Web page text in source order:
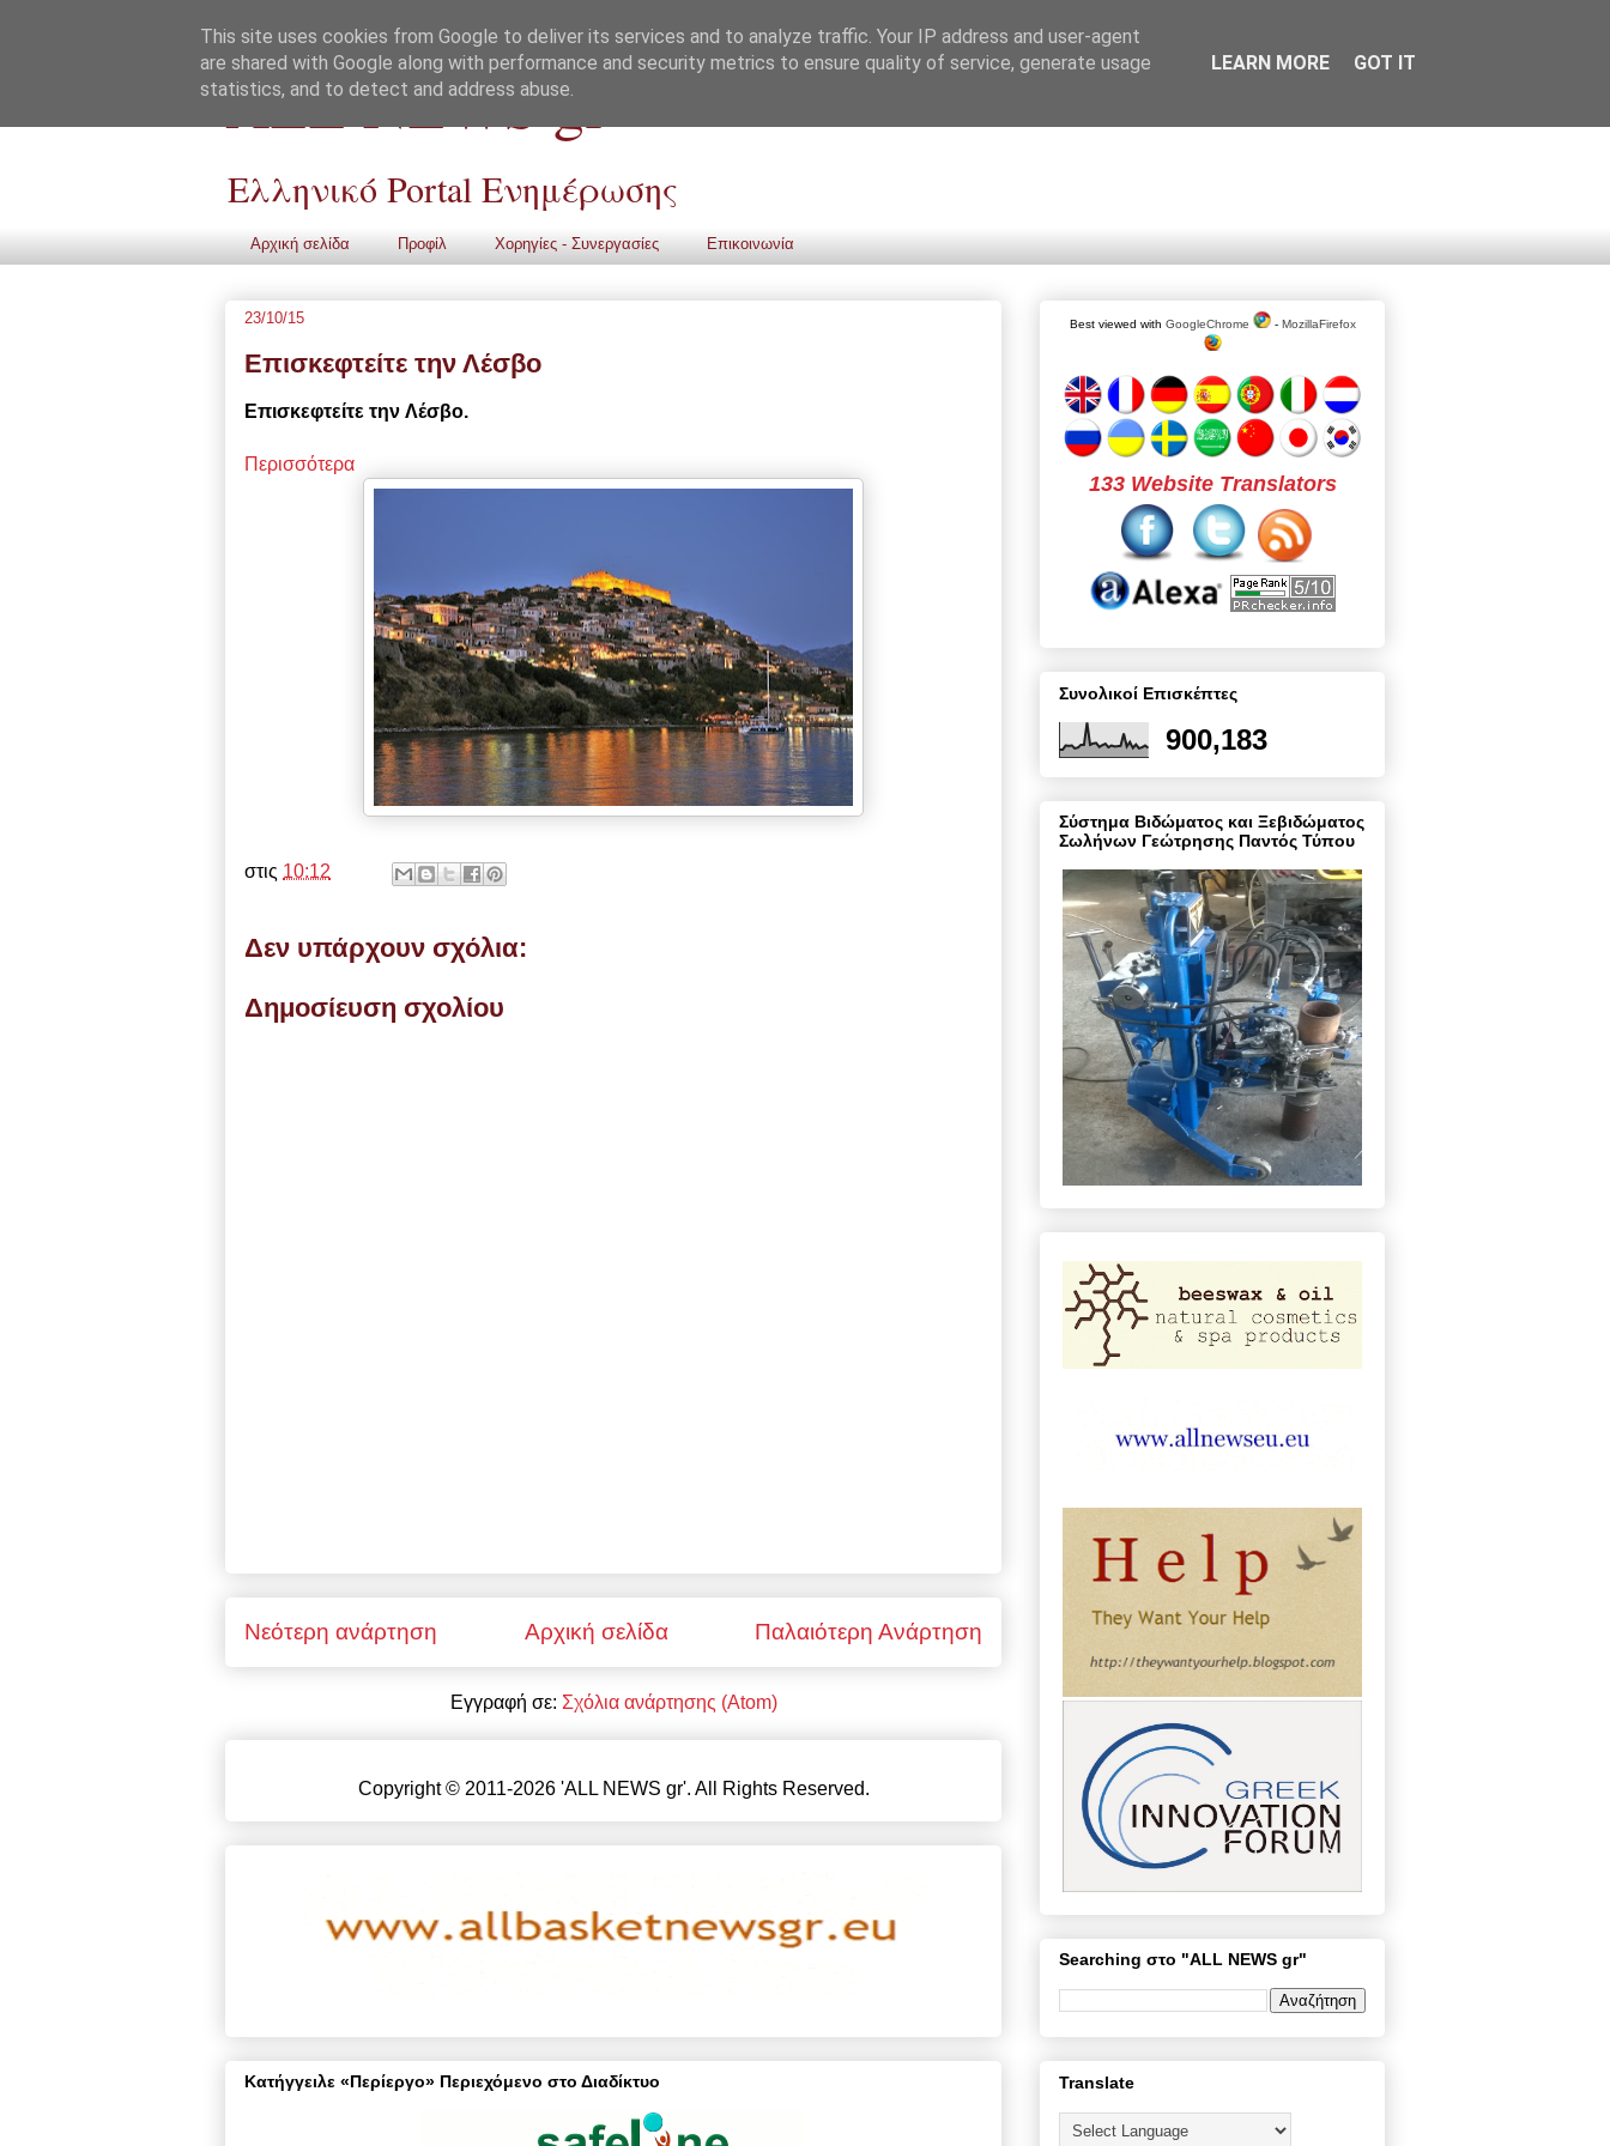
ALL NEWS gr
Ελληνικό Portal Ενημέρωσης
Αρχική σελίδα Προφίλ Χορηγίες - Συνεργασίες Επικοινωνία
23/10/15
Επισκεφτείτε την Λέσβο
Επισκεφτείτε την Λέσβο.
Περισσότερα
στις 10:12
Δεν υπάρχουν σχόλια:
Δημοσίευση σχολίου
Νεότερη ανάρτηση Παλαιότερη Ανάρτηση
Αρχική σελίδα
Εγγραφή σε: Σχόλια ανάρτησης (Atom)
Copyright © 2011-2026 'ALL NEWS gr'. All Rights Reserved.
Κατήγγειλε «Περίεργο» Περιεχόμενο στο Διαδίκτυο
Best viewed with GoogleChrome - MozillaFirefox
133 Website Translators
Συνολικοί Επισκέπτες
900,183
Σύστημα Βιδώματος και Ξεβιδώματος
Σωλήνων Γεώτρησης Παντός Τύπου
Searching στο "ALL NEWS gr"
Translate
This site uses cookies from Google to deliver its services and to analyze traffic. Your IP address and user-agent
are shared with Google along with performance and security metrics to ensure quality of service, generate usage
statistics, and to detect and address abuse.
LEARN MORE GOT IT